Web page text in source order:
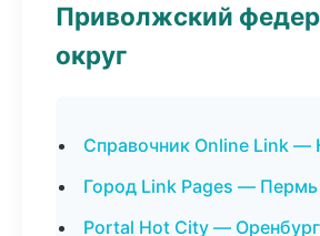
Приволжский
округ
Справочник Online Link —
Город Link Pages — Пермь
Portal Hot City — Оренбург